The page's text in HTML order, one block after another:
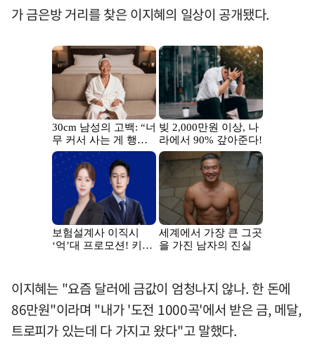
가 금은방 거리를 찾은 이지혜의 일상이 공개됐다.
이지혜는 "요즘 달러에 금값이 엄청나지 않나. 한 돈에
86만원"이라며 "내가 '도전 1000곡'에서 받은 금, 메달,
트로피가 있는데 다 가지고 왔다"고 말했다.